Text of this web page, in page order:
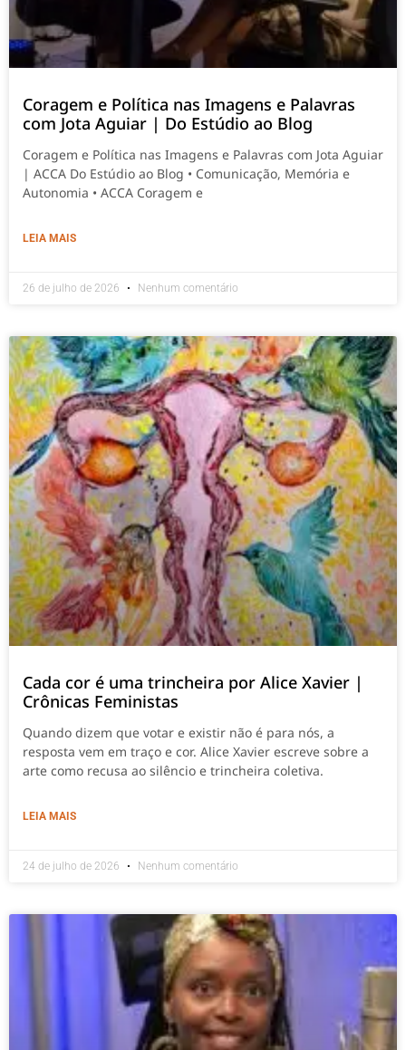
Coragem e Política nas Imagens e Palavras
com Jota Aguiar | Do Estúdio ao Blog
Coragem e Política nas Imagens e Palavras com Jota Aguiar
| ACCA Do Estúdio ao Blog • Comunicação, Memória e
Autonomia • ACCA Coragem e
LEIA MAIS
26 de julho de 2026 Nenhum comentário
Cada cor é uma trincheira por Alice Xavier |
Crônicas Feministas
Quando dizem que votar e existir não é para nós, a
resposta vem em traço e cor. Alice Xavier escreve sobre a
arte como recusa ao silêncio e trincheira coletiva.
LEIA MAIS
24 de julho de 2026 Nenhum comentário